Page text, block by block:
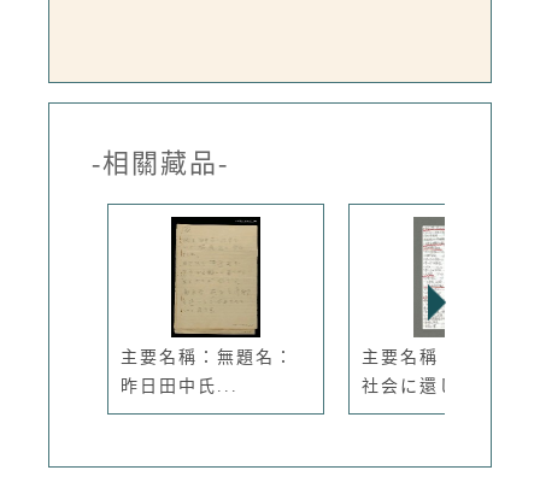
-相關藏品-
主要名稱：無題名：
昨日田中氏...
主要名稱：無題名：
社会に還し...